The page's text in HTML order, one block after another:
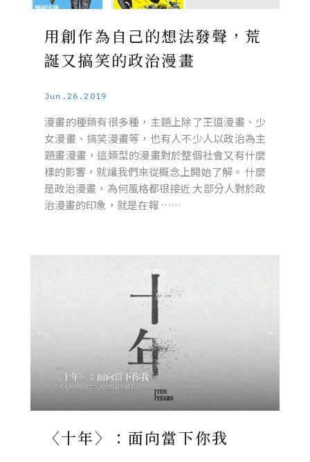
用創作為自己的想法發聲，荒
誕又搞笑的政治漫畫
Jun.26.2019
漫畫的種類有很多種，主題上除了王道漫畫、少
女漫畫、搞笑漫畫等，也有人不少人以政治為主
題畫漫畫，這類型的漫畫對於整個社會又有什麼
樣的影響，就讓我們來從概念上開始了解。 什麼
是政治漫畫，為何風格都很接近 大部分人對於政
治漫畫的印象，就是在報 ……
〈十年〉：面向當下你我